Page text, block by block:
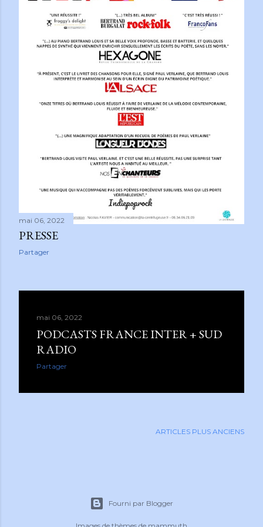
mai 06, 2022
PRESSE
Partager
mai 06, 2022
PODCASTS FRANCE INTER + SUD
RADIO
Partager
ARTICLES PLUS ANCIENS
Fourni par Blogger